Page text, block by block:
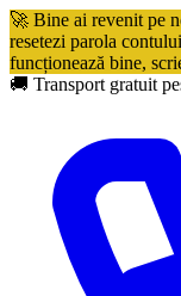
🚀 Bine ai revenit pe
resetezi parola
funcționează bine,
🚚 Transport gratuit